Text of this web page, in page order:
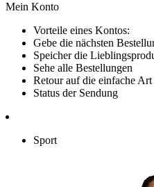
Mein Konto
Vorteile eines Kontos:
Gebe die nächsten
Speicher die
Sehe alle Bestellungen
Retour auf die einfache Art
Status der Sendung
Sport